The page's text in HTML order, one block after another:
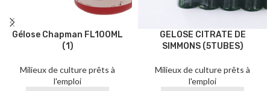
Gélose Chapman FL100ML
(1)
Milieux de culture prêts à
l'emploi
GELOSE CITRATE DE
SIMMONS (5TUBES)
Milieux de culture prêts à
l'emploi